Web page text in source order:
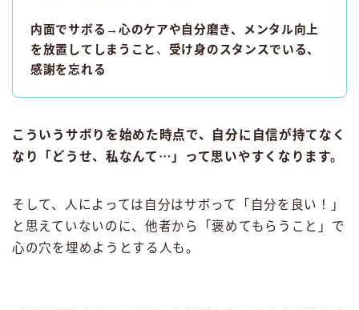
内面でサボる→心のケアや自分磨き、メンタル向上
を放置してしまうこと 、 受け身のスタンスでいる、
感謝を忘れる
こういうサボりを始めた時点で、自分に自信が持てなく
なり「どうせ、私なんて⋯」って思いやすくなります。
そして、人によっては自分はサボって「自分を良い！」
と思えていないのに、他者から「褒めてもらうこと」で
心の穴を埋めようとする人も。